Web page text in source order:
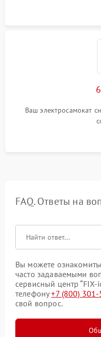
Ваш электросамокат
FAQ. Ответы на
Вы можете
часто задаваемыми
сервисный центр
телефону+7 (800)
свой вопрос.